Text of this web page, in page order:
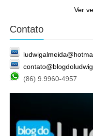
Ver
Contato
(86) 9.9960-4957